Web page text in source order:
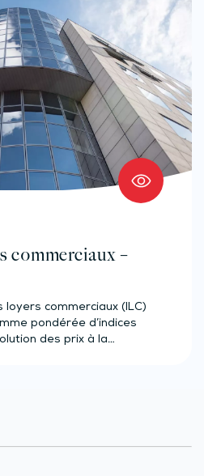
commerciaux –
loyers commerciaux (ILC)
pondérée d’indices
des prix à la…